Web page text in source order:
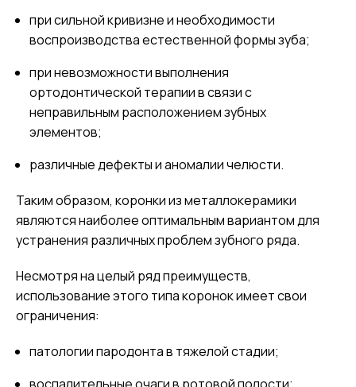
при сильной кривизне и необходимости
воспроизводства естественной формы зуба;
при невозможности выполнения
ортодонтической терапии в связи с
неправильным расположением зубных
элементов;
различные дефекты и аномалии челюсти.
Таким образом, коронки из металлокерамики
являются наиболее оптимальным вариантом для
устранения различных проблем зубного ряда.
Несмотря на целый ряд преимуществ,
использование этого типа коронок имеет свои
ограничения:
патологии пародонта в тяжелой стадии;